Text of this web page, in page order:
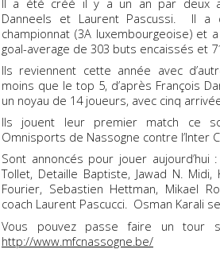
Il a été créé il y a un an par deux
Danneels et Laurent Pascussi. Il a
championnat (3A luxembourgeoise) et
goal-average de 303 buts encaissés et
Ils reviennent cette année avec
moins que le top 5, d’après François
un noyau de 14 joueurs, avec cinq
Ils jouent leur premier match ce
Omnisports de Nassogne contre l’Inter
Sont annoncés pour jouer aujourd’hui
Tollet, Detaille Baptiste, Jawad N. Midi,
Fourier, Sebastien Hettman, Mikael
coach Laurent Pascucci. Osman Karali
Vous pouvez passe faire un tour
http://www.mfcnassogne.be/